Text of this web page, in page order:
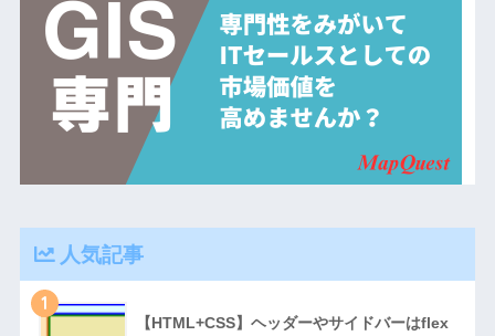
人気記事
1
【HTML+CSS】ヘッダーやサイドバーはflex